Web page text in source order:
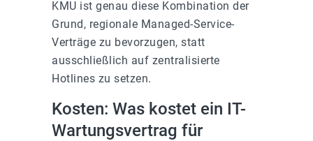
KMU ist genau diese Kombination der
Grund, regionale Managed-Service-
Verträge zu bevorzugen, statt
ausschließlich auf zentralisierte
Hotlines zu setzen.
Kosten: Was kostet ein IT-
Wartungsvertrag für